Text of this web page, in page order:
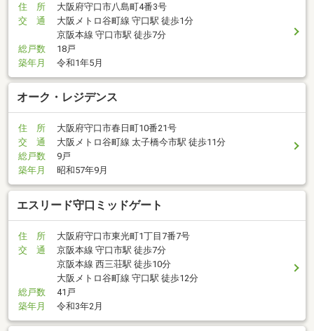
住 所
大阪府守口市八島町4番3号
交 通
大阪メトロ谷町線 守口駅 徒歩1分
京阪本線 守口市駅 徒歩7分
総戸数
18戸
築年月
令和1年5月
オーク・レジデンス
住 所
大阪府守口市春日町10番21号
交 通
大阪メトロ谷町線 太子橋今市駅 徒歩11分
総戸数
9戸
築年月
昭和57年9月
エスリード守口ミッドゲート
住 所
大阪府守口市東光町1丁目7番7号
交 通
京阪本線 守口市駅 徒歩7分
京阪本線 西三荘駅 徒歩10分
大阪メトロ谷町線 守口駅 徒歩12分
総戸数
41戸
築年月
令和3年2月